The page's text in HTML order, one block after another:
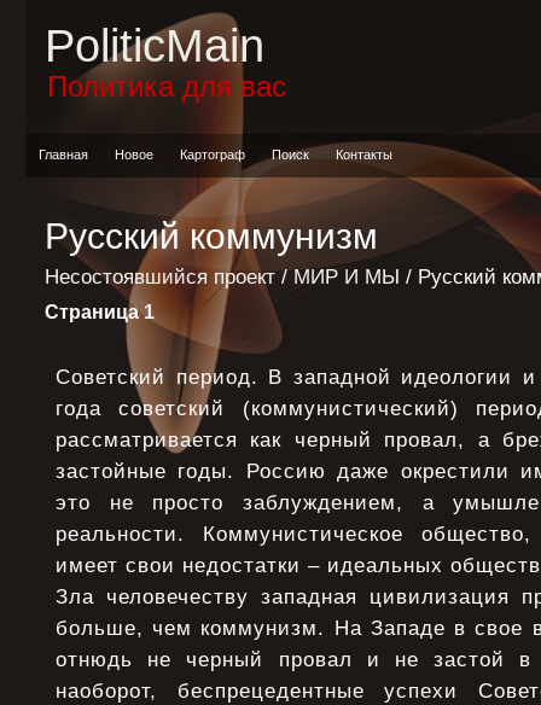
PoliticMain
Политика для вас
Главная Новое Картограф Поиск Контакты
Русский коммунизм
Несостоявшийся проект / МИР И МЫ / Русский
Страница 1
Советский период. В западной идеологии
года советский (коммунистический)
рассматривается как черный провал, а
застойные годы. Россию даже окрестили
это не просто заблуждением, а
реальности. Коммунистическое
имеет свои недостатки – идеальных
Зла человечеству западная цивилизация
больше, чем коммунизм. На Западе в свое
отнюдь не черный провал и не застой в
наоборот, беспрецедентные успехи